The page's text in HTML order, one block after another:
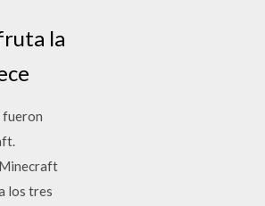
la
fueron
los tres